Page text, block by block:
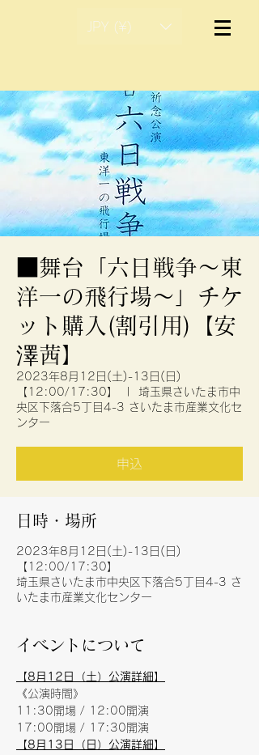
JPY (¥)
■舞台「六日戦争～東
洋一の飛行場〜」チケ
ット購入(割引用)【安
澤茜】
2023年8月12日(土)-13日(日)
【12:00/17:30】
埼玉県さいたま市中
央区下落合5丁目4-3 さいたま市産業文化セ
ンター
申込
日時・場所
2023年8月12日(土)-13日(日)
【12:00/17:30】
埼玉県さいたま市中央区下落合5丁目4-3 さ
いたま市産業文化センター
イベントについて
【8月12日（土）公演詳細】
《公演時間》
11:30開場 / 12:00開演
17:00開場 / 17:30開演
【8月13日（日）公演詳細】